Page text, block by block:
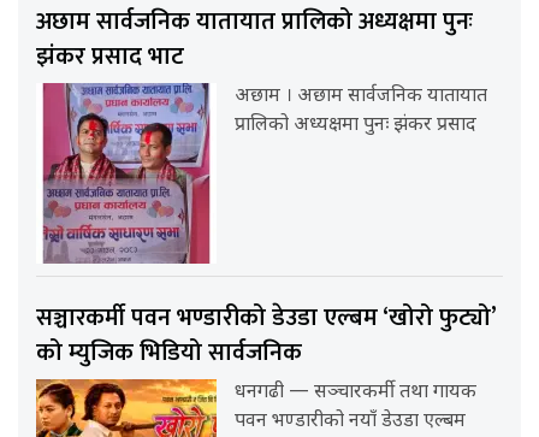
अछाम सार्वजनिक यातायात प्रालिको अध्यक्षमा पुनः
झंकर प्रसाद भाट
अछाम । अछाम सार्वजनिक यातायात
प्रालिको अध्यक्षमा पुनः झंकर प्रसाद
सञ्चारकर्मी पवन भण्डारीको डेउडा एल्बम ‘खोरो फुट्यो’
को म्युजिक भिडियो सार्वजनिक
धनगढी — सञ्चारकर्मी तथा गायक
पवन भण्डारीको नयाँ डेउडा एल्बम